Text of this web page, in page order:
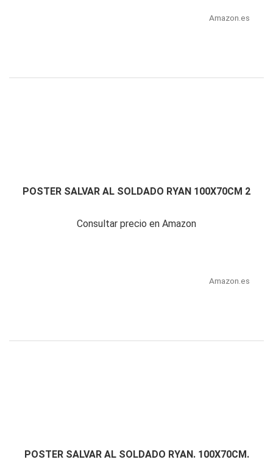
Amazon.es
POSTER SALVAR AL SOLDADO RYAN 100X70CM 2
Consultar precio en Amazon
Amazon.es
POSTER SALVAR AL SOLDADO RYAN. 100X70CM.